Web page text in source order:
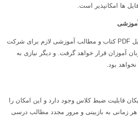
ها امکانپذیر است.
امکان دسترسی رایگان به فایل PDF کتاب و مطالب آموزشی لازم برای شرکت
آموزان قرار خواهد گرفت. و دیگر نیازی به
بود.
قابلیت ضبط کلاس وجود دارد و این امکان را
هر زمانی به بازبینی و مرور مجدد مطالب درسی